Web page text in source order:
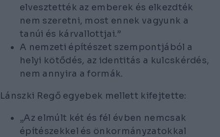
elvesztették az emberek és elkezdték
nem szeretni, most ennek vagyunk a
tanúi és kárvallottjai.”
A nemzeti építészet szempontjából a
helyi kötődés, az identitás a kulcskérdés,
nem annyira a formák.
Lánszki Regő egyebek mellett kifejtette:
„Az elmúlt két és fél évben nemcsak
építészekkel és önkormányzatokkal